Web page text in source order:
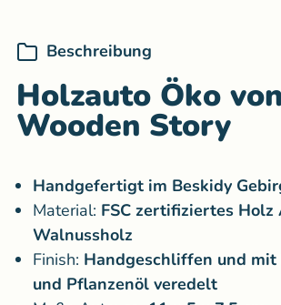
Beschreibung
Holzauto Öko von
Wooden Story
Handgefertigt im Beskidy
Material: FSC zertifiziertes Holz
Walnussholz
Finish: Handgeschliffen und mit
und Pflanzenöl veredelt